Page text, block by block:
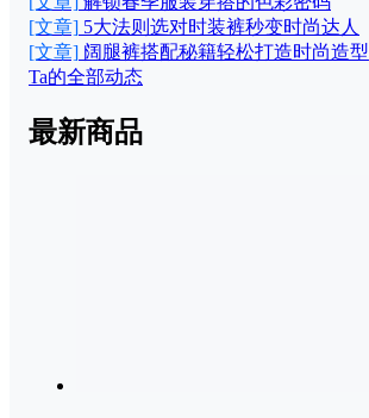
[文章] 5大法则选对时装裤秒变时尚达人
[文章] 阔腿裤搭配秘籍轻松打造时尚造型
Ta的全部动态
最新商品